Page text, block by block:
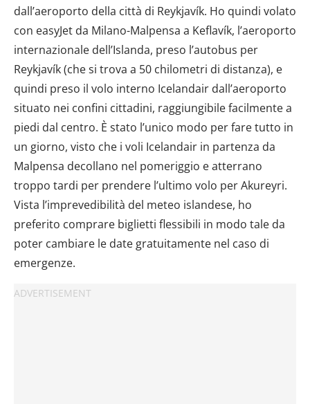
dall’aeroporto della città di Reykjavík. Ho quindi volato
con easyJet da Milano-Malpensa a Keflavík, l’aeroporto
internazionale dell’Islanda, preso l’autobus per
Reykjavík (che si trova a 50 chilometri di distanza), e
quindi preso il volo interno Icelandair dall’aeroporto
situato nei confini cittadini, raggiungibile facilmente a
piedi dal centro. È stato l’unico modo per fare tutto in
un giorno, visto che i voli Icelandair in partenza da
Malpensa decollano nel pomeriggio e atterrano
troppo tardi per prendere l’ultimo volo per Akureyri.
Vista l’imprevedibilità del meteo islandese, ho
preferito comprare biglietti flessibili in modo tale da
poter cambiare le date gratuitamente nel caso di
emergenze.